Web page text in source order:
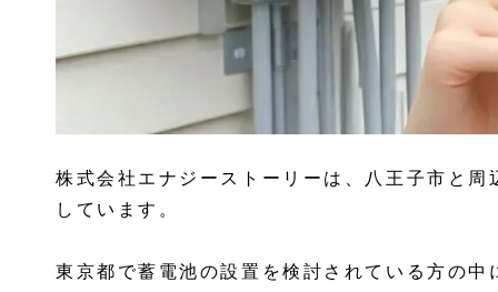
株式会社エナジーストーリーは、八王子市と
しています。
東京都で蓄電池の設置を検討されている方の